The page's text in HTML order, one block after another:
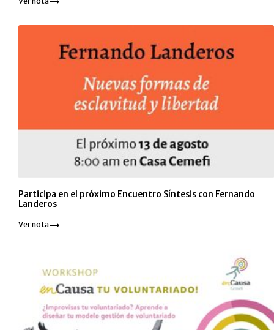
Participa en el próximo Encuentro Síntesis con Fernando
Landeros
Ver nota